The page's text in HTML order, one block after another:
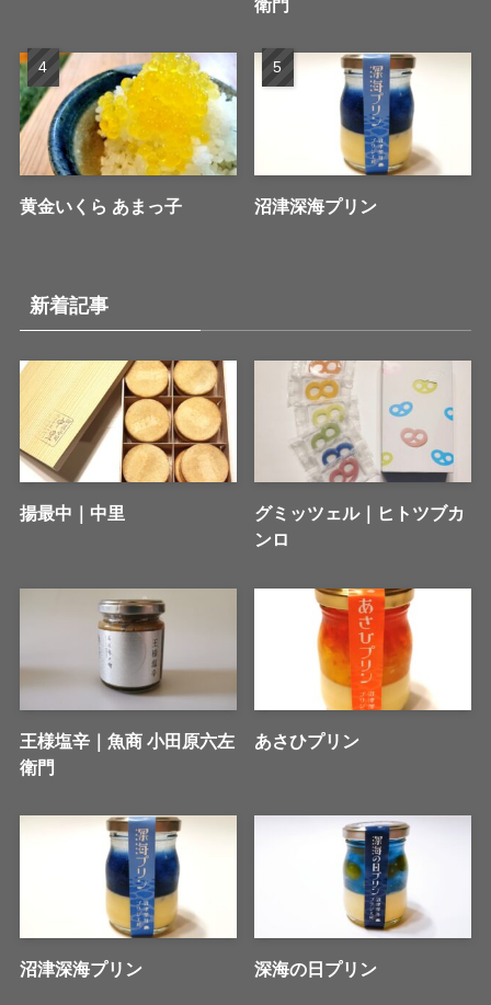
衛門
黄金いくら あまっ子 沼津深海プリン
新着記事
揚最中｜中里
グミッツェル｜ヒトツブカ
ンロ
王様塩辛｜魚商 小田原六左
衛門
あさひプリン
沼津深海プリン 深海の日プリン